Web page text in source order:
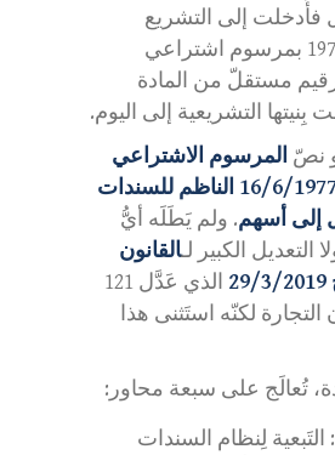
فأُدخلت إلى التشريع
اللبناني سنة 1977 بمرسوم اشتراعي
مستقلّ من المادة
التشريعية إلى اليوم.
نصّ المرسوم الاشتراعي
رقم 54 تاريخ 16/6/1977 الناظم للسندات
إلى أسهم. ولم يَطَلَه أيُّ
التعديل الكبير لـالقانون
الذي عَدَّل 121
لكنّه استَثنى هذا
: التَبعية لِنظام السندات